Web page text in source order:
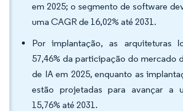
em 2025; o segmento de software
uma CAGR de 16,02% até 2031.
Por implantação, as arquiteturas
57,46% da participação do mercado
de IA em 2025, enquanto as
estão projetadas para avançar a
15,76% até 2031.